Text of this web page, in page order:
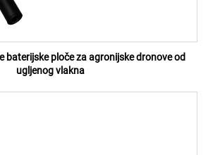
baterijske ploče za agronijske dronove od
ugljenog vlakna